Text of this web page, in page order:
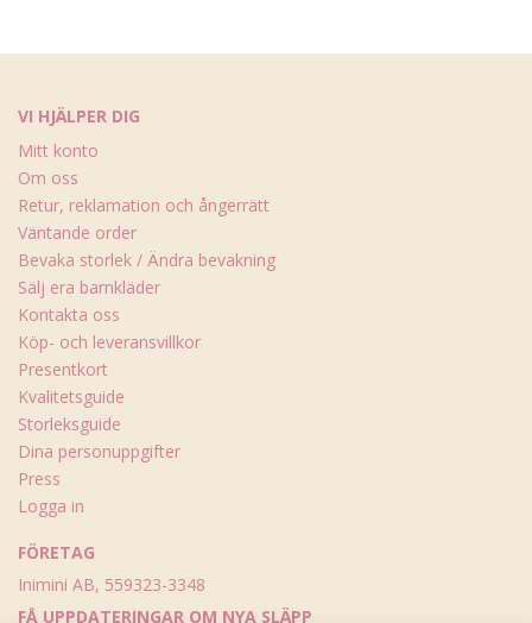
VI HJÄLPER DIG
Mitt konto
Om oss
Retur, reklamation och ångerrätt
Väntande order
Bevaka storlek / Ändra bevakning
Sälj era barnkläder
Kontakta oss
Köp- och leveransvillkor
Presentkort
Kvalitetsguide
Storleksguide
Dina personuppgifter
Press
Logga in
FÖRETAG
Inimini AB, 559323-3348
FÅ UPPDATERINGAR OM NYA SLÄPP